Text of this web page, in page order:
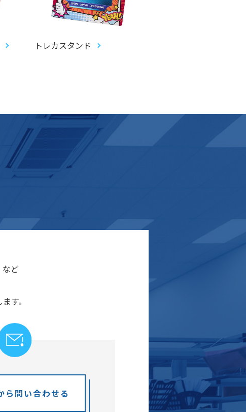
トレカスタンド
など
す。
ら問い合わせる